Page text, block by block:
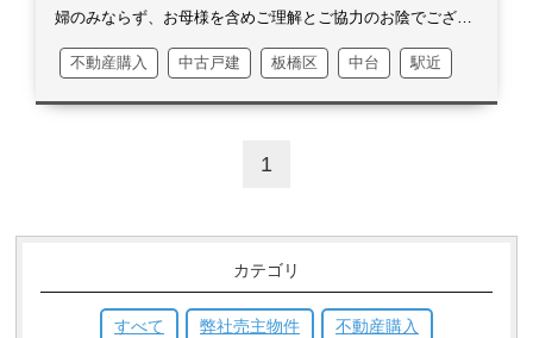
も逢える代表でございます事をこの場をお借りし、お伝えさ
精進して参ります。この度は様々な教えを頂き、誠にありが
とうございました。
婦のみならず、お母様を含めご理解とご協力のお陰でござい
ます。ご近所さんは親切でいい人ばかりです。 前面の道路
はあまり車は通りませんから、ご近所さんの子供達と走った
り乗り物に乗って遊ぶことが出来ます。直ぐに仲良くなれる
長くなりましたが、この様な時期にお取引を頂
不動産購入 中古戸建 板橋区 中台 駅近
1
カテゴリ
すべて 弊社売主物件 不動産購入